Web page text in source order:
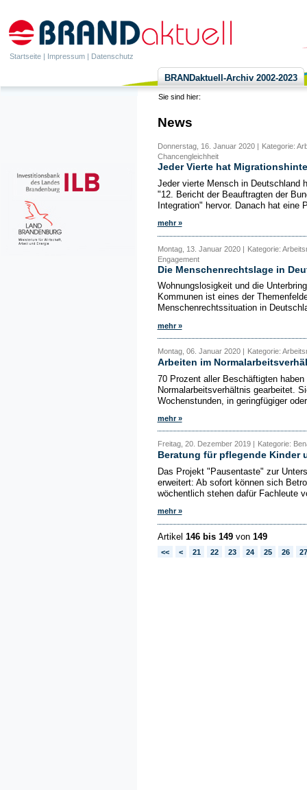
Startseite | Impressum | Datenschutz
BRANDaktuell-Archiv 2002-2023
Sie sind hier:
News
Donnerstag, 16. Januar 2020 |
Kategorie:
Chancengleichheit
Jeder Vierte hat
Jeder vierte Mensch in Deutschland
"12. Bericht der Beauftragten der
Integration" hervor. Danach hat eine
mehr »
Montag, 13. Januar 2020 | Kategorie:
Engagement
Die Menschenrechtslage in
Wohnungslosigkeit und die
Kommunen ist eines der
Menschenrechtssituation in
mehr »
Montag, 06. Januar 2020 | Kategorie:
Arbeiten im
70 Prozent aller Beschäftigten
Normalarbeitsverhältnis gearbeitet.
Wochenstunden, in geringfügiger
mehr »
Freitag, 20. Dezember 2019 | Kategorie:
Beratung für pflegende Kinder
Das Projekt "Pausentaste" zur
erweitert: Ab sofort können sich
wöchentlich stehen dafür Fachleute
mehr »
Artikel 146 bis 149von 149
<< < 21 22 23 24 25 26 27